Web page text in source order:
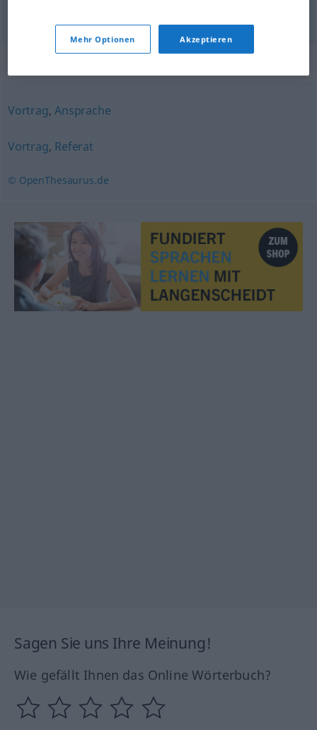
Vortrag,Ansprache
Vortrag, Referat
© OpenThesaurus.de
Sagen Sie uns Ihre Meinung!
Wie gefällt Ihnen das Online Wörterbuch?
Mehr Optionen Akzeptieren